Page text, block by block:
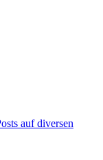
auf diversen